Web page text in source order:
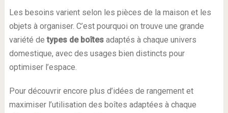
Les besoins varient selon les pièces de la maison et les
objets à organiser. C’est pourquoi on trouve une grande
variété detypes de boîtesadaptés à chaque univers
domestique, avec des usages bien distincts pour
optimiser l’espace.
Pour découvrir encore plus d’idées de rangement et
maximiser l’utilisation des boîtes adaptées à chaque